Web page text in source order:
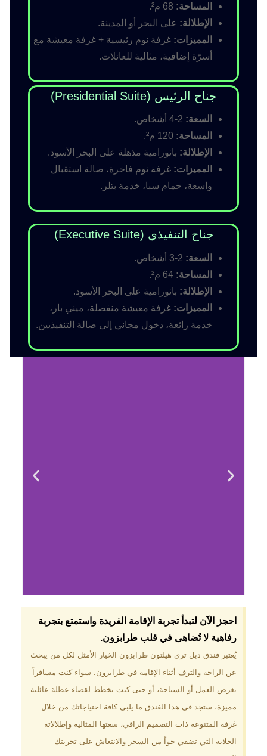
المساحة:
الإطلالة: على البحر أو المدينة.
المميزات: غرفة نوم رئيسية + غرفة معيشة مع
أسرّة إضافية، مثالية للعائلات.
جناح الرئيس (Presidential Suite)
السعة:
المساحة:
الإطلالة: بانورامية مذهلة على البحر الأسود.
المميزات: غرفة نوم فاخرة، صالة استقبال
واسعة، حمام سبا، خدمة بتلر.
جناح التنفيذي (Executive Suite)
السعة:
المساحة:
الإطلالة: بانورامية على البحر الأسود.
المميزات: غرفة معيشة منفصلة، ميني بار،
خدمة رائعة، دخول مجاني إلى صالة التنفيذيين.
لماذا تختار فندق دبل
تري هيلتون
طرابزون؟
موقع مميز في قلب طرابزون بالقرب
من أهم المعالم السياحية. إطلالات
الخضراء. مرافق متكاملة تشمل
مسبحًا داخليًا، سبا، صالة ألعاب
رياضية، ومطاعم عالمية.
احجز الآن لتبدأ تجربة الإقامة الفريدة واستمتع بتجربة
رفاهية لا تُضاهى في قلب طرابزون.​
يُعتبر فندق دبل تري هيلتون طرابزون الخيار الأمثل لكل من يبحث
عن الراحة والترف أثناء الإقامة في طرابزون. سواء كنت مسافراً
بغرض العمل أو السياحة، أو حتى كنت تخطط لقضاء عطلة عائلية
مميزة، ستجد في هذا الفندق ما يلبي كافة احتياجاتك من خلال
غرفه المتنوعة ذات التصميم الراقي، سعتها المثالية وإطلالاته
الخلابة التي تضفي جواً من السحر والانتعاش على تجربتك